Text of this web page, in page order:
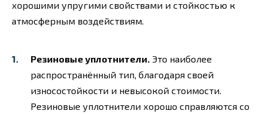
хорошими упругими свойствами и стойкостью к
атмосферным воздействиям.
Резиновые уплотнители. Это наиболее
распространённый тип, благодаря своей
износостойкости и невысокой стоимости.
Резиновые уплотнители хорошо справляются со